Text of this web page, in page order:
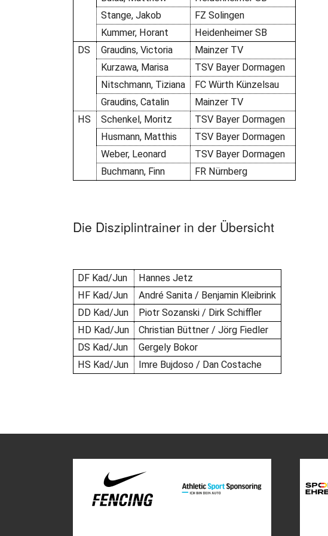
Stange, Jakob
FZ Solingen
Kummer, Horant
Heidenheimer SB
DS
Graudins, Victoria
Mainzer TV
Kurzawa, Marisa
TSV Bayer Dormagen
Nitschmann, Tiziana
FC Würth Künzelsau
Graudins, Catalin
Mainzer TV
HS
Schenkel, Moritz
TSV Bayer Dormagen
Husmann, Matthis
TSV Bayer Dormagen
Weber, Leonard
TSV Bayer Dormagen
Buchmann, Finn
FR Nürnberg
Die Disziplintrainer in der Übersicht
DF Kad/Jun
Hannes Jetz
HF Kad/Jun
André Sanita / Benjamin Kleibrink
DD Kad/Jun
Piotr Sozanski / Dirk Schiffler
HD Kad/Jun
Christian Büttner / Jörg Fiedler
DS Kad/Jun
Gergely Bokor
HS Kad/Jun
Imre Bujdoso / Dan Costache